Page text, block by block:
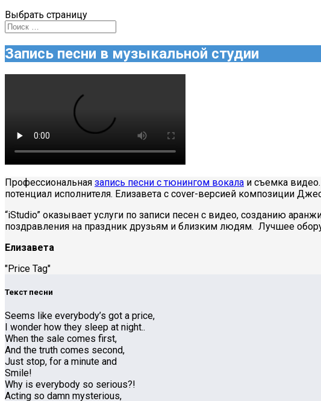
Выбрать страницу
Запись песни в музыкальной студии
Профессиональная запись песни c тюнингом вокала и съемка
потенциал исполнителя. Елизавета с cover-версией композиции
“iStudio” оказывает услуги по записи песен с видео, созданию
поздравления на праздник друзьям и близким людям. Лучшее
Елизавета
"Price Tag"
Текст песни
Seems like everybody’s got a price,
I wonder how they sleep at night..
When the sale comes first,
And the truth comes second,
Just stop, for a minute and
Smile!
Why is everybody so serious?!
Acting so damn mysterious,